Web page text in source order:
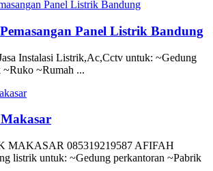
Panel Listrik Bandung
Instalasi Listrik,Ac,Cctv untuk: ~Gedung
~Ruko ~Rumah ...
MAKASAR 085319219587 AFIFAH
listrik untuk: ~Gedung perkantoran ~Pabrik